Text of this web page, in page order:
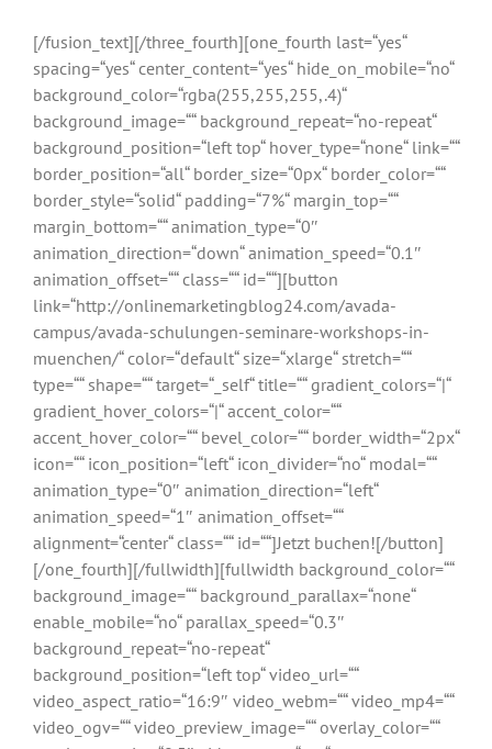
[/fusion_text][/three_fourth][one_fourth last=“yes“
spacing=“yes“ center_content=“yes“ hide_on_mobile=“no“
background_color=“rgba(255,255,255,.4)“
background_image=““ background_repeat=“no-repeat“
background_position=“left top“ hover_type=“none“ link=““
border_position=“all“ border_size=“0px“ border_color=““
border_style=“solid“ padding=“7%“ margin_top=““
margin_bottom=““ animation_type=“0″
animation_direction=“down“ animation_speed=“0.1″
animation_offset=““ class=““ id=““][button
link=“http://onlinemarketingblog24.com/avada-
campus/avada-schulungen-seminare-workshops-in-
muenchen/“ color=“default“ size=“xlarge“ stretch=““
type=““ shape=““ target=“_self“ title=““ gradient_colors=“|“
gradient_hover_colors=“|“ accent_color=““
accent_hover_color=““ bevel_color=““ border_width=“2px“
icon=““ icon_position=“left“ icon_divider=“no“ modal=““
animation_type=“0″ animation_direction=“left“
animation_speed=“1″ animation_offset=““
alignment=“center“ class=““ id=““]Jetzt buchen![/button]
[/one_fourth][/fullwidth][fullwidth background_color=““
background_image=““ background_parallax=“none“
enable_mobile=“no“ parallax_speed=“0.3″
background_repeat=“no-repeat“
background_position=“left top“ video_url=““
video_aspect_ratio=“16:9″ video_webm=““ video_mp4=““
video_ogv=““ video_preview_image=““ overlay_color=““